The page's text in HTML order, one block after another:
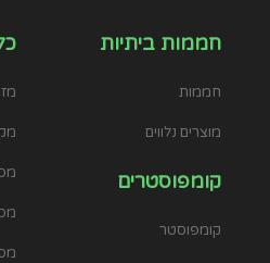
חממות ביתיות
חממות
מוצרים נלווים
קומפוסטרים
קומפוסטר